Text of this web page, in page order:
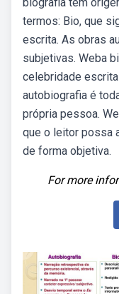
termos: Bio, que
escrita. As obras
subjetivas. Weba
celebridade
autobiografia é
própria pessoa.
que o leitor possa
de forma objetiva.
For more